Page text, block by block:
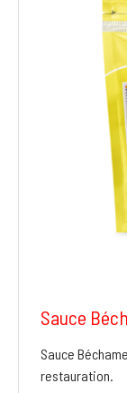
Sauce
Sauce
restauration.